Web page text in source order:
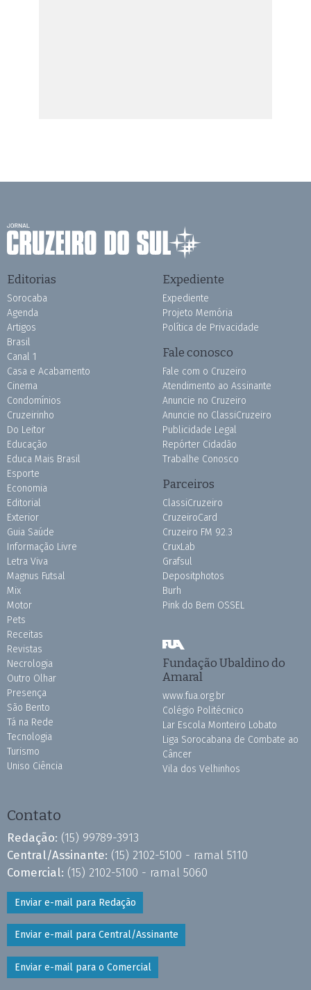
Editorias
Sorocaba
Agenda
Artigos
Brasil
Canal 1
Casa e Acabamento
Cinema
Condomínios
Cruzeirinho
Do Leitor
Educação
Educa Mais Brasil
Esporte
Economia
Editorial
Exterior
Guia Saúde
Informação Livre
Letra Viva
Magnus Futsal
Mix
Motor
Pets
Receitas
Revistas
Necrologia
Outro Olhar
Presença
São Bento
Tá na Rede
Tecnologia
Turismo
Uniso Ciência
Expediente
Expediente
Projeto Memória
Política de Privacidade
Fale conosco
Fale com o Cruzeiro
Atendimento ao Assinante
Anuncie no Cruzeiro
Anuncie no ClassiCruzeiro
Publicidade Legal
Repórter Cidadão
Trabalhe Conosco
Parceiros
ClassiCruzeiro
CruzeiroCard
Cruzeiro FM 92.3
CruxLab
Grafsul
Depositphotos
Burh
Pink do Bem OSSEL
Fundação Ubaldino do
Amaral
www.fua.org.br
Colégio Politécnico
Lar Escola Monteiro Lobato
Liga Sorocabana de Combate ao
Câncer
Vila dos Velhinhos
Contato
Redação: (15) 99789-3913
Central/Assinante: (15) 2102-5100 - ramal 5110
Comercial: (15) 2102-5100 - ramal 5060
Enviar e-mail para Redação
Enviar e-mail para Central/Assinante
Enviar e-mail para o Comercial